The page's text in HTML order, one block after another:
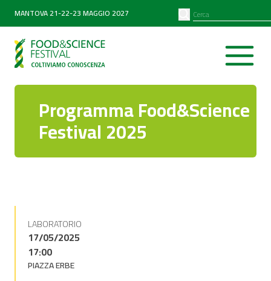
MANTOVA 21-22-23 MAGGIO 2027
Programma Food&Science
Festival 2025
LABORATORIO
17/05/2025
17:00
PIAZZA ERBE
PARTNER
Diventa partner
SEARCH